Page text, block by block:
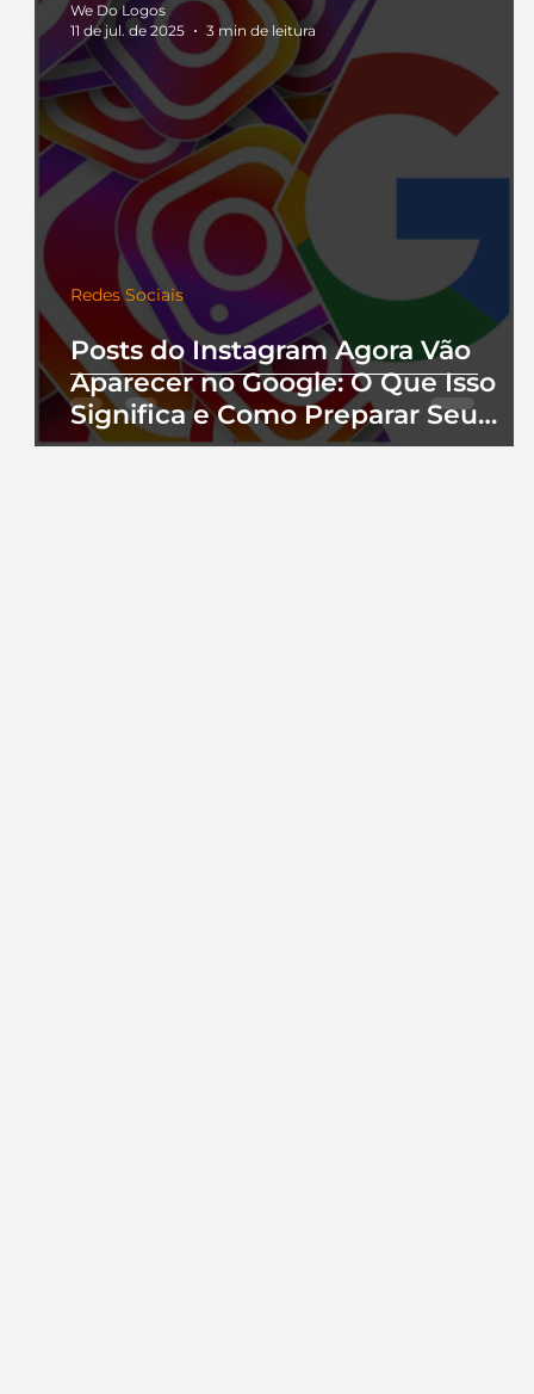
Posts do Instagram Agora Vão
Aparecer no Google: O Que Isso
Significa e Como Preparar Seu
Perfil
Redes Sociais
We Do Logos
11 de jul. de 2025
3 min de leitura